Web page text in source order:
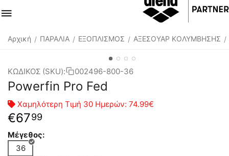
Αρχική / ΠΑΡΑΛΙΑ / ΕΞΟΠΛΙΣΜΟΣ / ΑΞΕΣΟΥΑΡ ΚΟΛΥΜΒΗΣΗΣ /
ΚΩΔΙΚΟΣ (SKU): 002496-800-36
Powerfin Pro Fed
Χαμηλότερη Τιμή 30 Ημερών: 74.99€
€6799
Μέγεθος:
36